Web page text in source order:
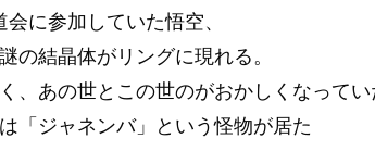
に参加していた悟空、
の結晶体がリングに現れる。
、あの世とこの世のがおかしくなってい
「ジャネンバ」という怪物が居た